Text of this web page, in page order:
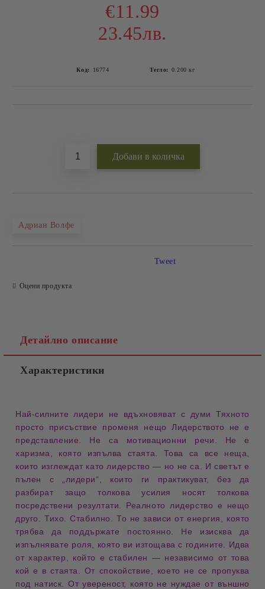
€11.99
23.45лв.
Код: 16774 Тегло: 0.200 кг
Адриан Волфе
Оцени продукта
Tweet
Детайлно описание
Характеристики
Най-силните лидери
не вдъхновяват с думи Тяхното
просто присъствие променя нещо Лидерството не е
представление. Не са мотивационни речи. Не е
харизма
, която изпълва стаята. Това са все неща,
които изглеждат като лидерство — но не са. И светът е
пълен с „лидери“, които ги практикуват, без да
разбират защо толкова усилия носят толкова
посредствени резултати. Реалното лидерство е нещо
друго. Тихо. Стабилно. То не зависи от енергия, която
трябва да поддържате постоянно. Не изисква да
изпълнявате роля, която ви изтощава с годините. Идва
отхарактер , който е стабилен — независимо от това
кой е в стаята. От спокойствие, което не се пропуква
под натиск. От увереност, която не нуждае от външно